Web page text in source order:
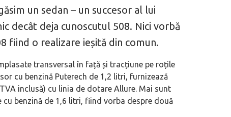
un sedan – un succesor al lui
decât deja cunoscutul 508. Nici vorbă
fiind o realizare ieșită din comun.
transversal în față și tracțiune pe roțile
cu benzină Puterech de 1,2 litri, furnizează
inclusă) cu linia de dotare Allure. Mai sunt
benzină de 1,6 litri, fiind vorba despre două